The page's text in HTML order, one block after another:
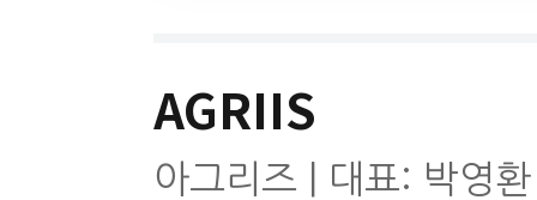
AGRIIS
아그리즈 | 대표: 박영환